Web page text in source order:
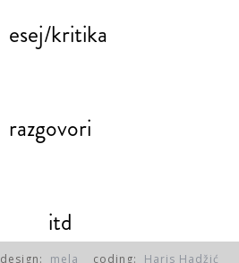
esej/kritika
razgovori
itd
design: mela coding: Haris Hadžić